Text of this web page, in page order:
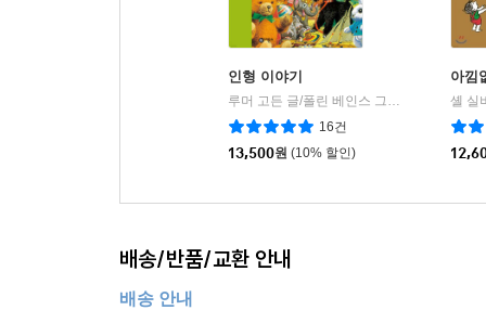
인형 이야기
루머 고든 글/폴린 베인스 그림/햇살과나무꾼 역
16건
13,500원 (10% 할인)
아낌
셸 실
배송/반품/교환 안내
배송 안내